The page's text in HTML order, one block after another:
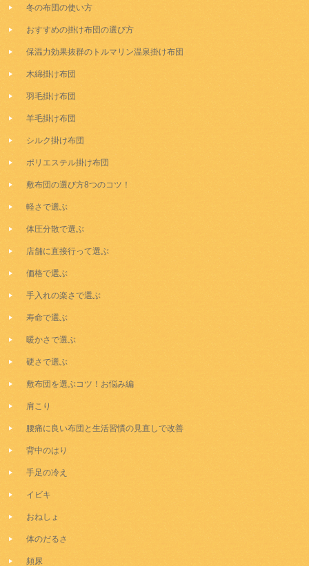
冬の布団の使い方
おすすめの掛け布団の選び方
保温力効果抜群のトルマリン温泉掛け布団
木綿掛け布団
羽毛掛け布団
羊毛掛け布団
シルク掛け布団
ポリエステル掛け布団
敷布団の選び方8つのコツ！
軽さで選ぶ
体圧分散で選ぶ
店舗に直接行って選ぶ
価格で選ぶ
手入れの楽さで選ぶ
寿命で選ぶ
暖かさで選ぶ
硬さで選ぶ
敷布団を選ぶコツ！お悩み編
肩こり
腰痛に良い布団と生活習慣の見直しで改善
背中のはり
手足の冷え
イビキ
おねしょ
体のだるさ
頻尿